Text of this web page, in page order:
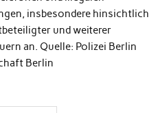
insbesondere hinsichtlich
und weiterer
an. Quelle: Polizei Berlin
Berlin